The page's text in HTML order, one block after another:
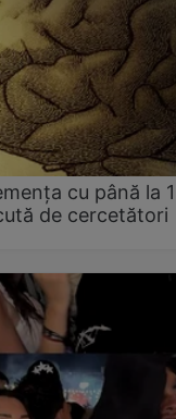
cu până la
de cercetători